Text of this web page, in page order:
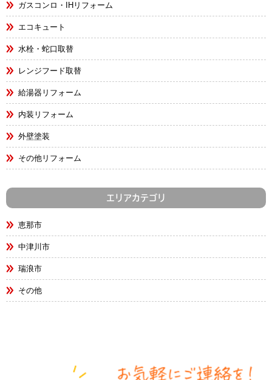
ガスコンロ・IHリフォーム
エコキュート
水栓・蛇口取替
レンジフード取替
給湯器リフォーム
内装リフォーム
外壁塗装
その他リフォーム
エリアカテゴリ
恵那市
中津川市
瑞浪市
その他